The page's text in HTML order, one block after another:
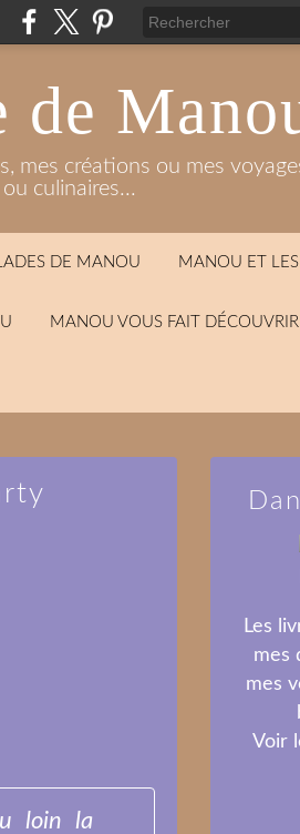
de
mes créations ou mes
culinaires...
DE MANOU MANOU ET
MANOU VOUS FAIT DÉCOUVRIR
loin la
Les
mes
mes
Voir